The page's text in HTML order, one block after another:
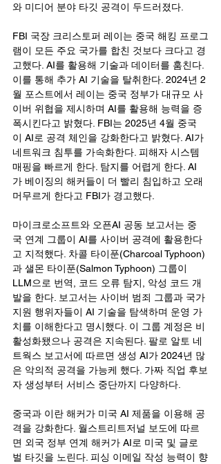
와 미디어 분야 타깃 공격이 두드러졌다.
FBI 국장 크리스토퍼 레이는 중국 해킹 프로그
램이 모든 주요 국가를 합친 것보다 크다고 경
고했다. AI를 활용해 기술과 데이터를 훔친다.
이를 통해 추가 AI 기술을 탈취한다. 2024년 2
월 포스트에서 레이는 중국 정부가 대규모 사
이버 위협을 제시하며 AI를 활용해 능력을 증
폭시킨다고 밝혔다. FBI는 2025년 4월 중국
이 AI로 공격 체인을 강화한다고 밝혔다. AI가
네트워크 침투를 가속화한다. 피해자 시스템
매핑을 빠르게 한다. 탐지를 어렵게 한다. AI
가 베이징의 해커들이 더 빨리 침입하고 오래
머무르게 한다고 FBI가 경고했다.
마이크로소프트와 오픈AI 공동 보고서는 중
국 연계 그룹이 AI를 사이버 공격에 활용한다
고 지적했다. 차콜 타이푼(Charcoal Typhoon)
과 샐몬 타이푼(Salmon Typhoon) 그룹이
LLM으로 번역, 코드 오류 탐지, 악성 코드 개
발을 한다. 보고서는 사이버 범죄 그룹과 국가
지원 행위자들이 AI 기술을 탐색하며 운영 가
치를 이해한다고 명시했다. 이 그룹 계정은 비
활성화됐으나 공격은 지속된다. 팔로 알토 네
트웍스 보고서에 따르면 생성 AI가 2024년 많
은 악의적 공격을 가능케 했다. 가짜 직업 후보
자 생성부터 서비스 중단까지 다양하다.
중국과 이란 해커가 미국 AI 제품을 이용해 공
격을 강화한다. 월스트리트저널 보도에 따르
면 외국 정부 연계 해커가 AI로 미국 및 글로
벌 타깃을 노린다. 피싱 이메일 작성 능력이 향